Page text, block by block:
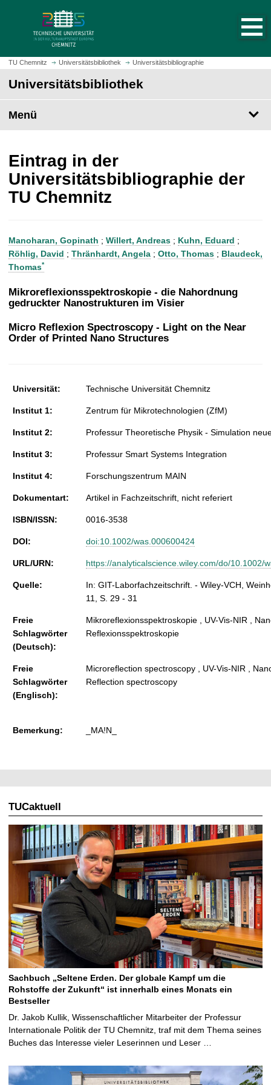
z
m
t
e
i
t
u
f
r
u
TU Chemnitz Universitätsbibliothek Universitätsbibliographie
Universitätsbibliothek
Menü
Eintrag in der
Universitätsbibliographie der
TU Chemnitz
Manoharan, Gopinath ; Willert, Andreas ; Kuhn, Eduard ;
Röhlig, David ; Thränhardt, Angela ; Otto, Thomas ; Blaudeck,
Thomas*
Mikroreflexionsspektroskopie - die Nahordnung
gedruckter Nanostrukturen im Visier
Micro Reflexion Spectroscopy - Light on the Near
Order of Printed Nano Structures
Universität: Technische Universität Chemnitz
Institut 1: Zentrum für Mikrotechnologien (ZfM)
Institut 2: Professur Theoretische Physik - Simulation
Institut 3: Professur Smart Systems Integration
Institut 4: Forschungszentrum MAIN
Dokumentart: Artikel in Fachzeitschrift, nicht referiert
ISBN/ISSN: 0016-3538
DOI: doi:10.1002/was.000600424
URL/URN: https://analyticalscience.wiley.com/do/10.1002/
Quelle:
In: GIT-Laborfachzeitschrift. - Wiley-VCH,
11, S. 29 - 31
Freie
Schlagwörter
(Deutsch):
Mikroreflexionsspektroskopie , UV-Vis-NIR ,
Reflexionsspektroskopie
Freie
Schlagwörter
(Englisch):
Microreflection spectroscopy , UV-Vis-NIR ,
Reflection spectroscopy
Bemerkung: _MA!N_
TUCaktuell
Sachbuch „Seltene Erden. Der globale Kampf um die
Rohstoffe der Zukunft“ ist innerhalb eines Monats ein
Bestseller
Dr. Jakob Kullik, Wissenschaftlicher Mitarbeiter der Professur
Internationale Politik der TU Chemnitz, traf mit dem Thema seines
Buches das Interesse vieler Leserinnen und Leser …